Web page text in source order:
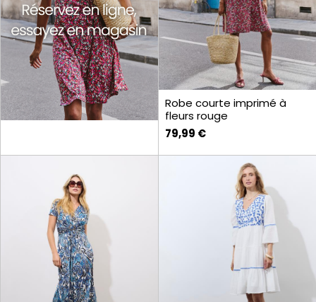
Robe courte imprimé à
fleurs rouge
79,99 €